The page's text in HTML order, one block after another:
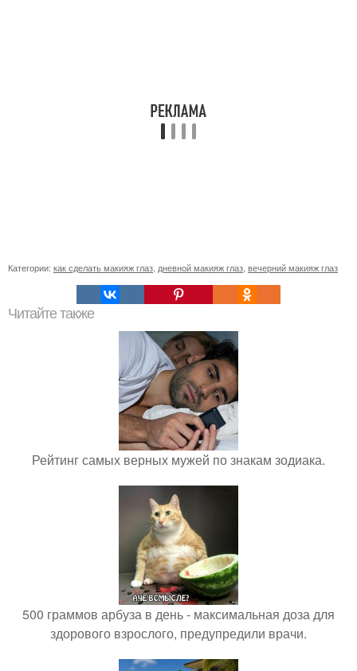
Категории: как сделать макияж глаз дневной макияж глаз вечерний макияж глаз
Читайте также
Рейтинг самых верных мужей по знакам зодиака.
500 граммов арбуза в день - максимальная доза для
здорового взрослого, предупредили врачи.